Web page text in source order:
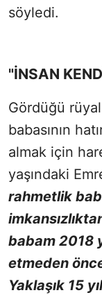
söyledi.
"İNSAN
Gördüğü
babasının
almak için
yaşındaki
rahmetlik
babam 2018
etmeden
Yaklaşık 15